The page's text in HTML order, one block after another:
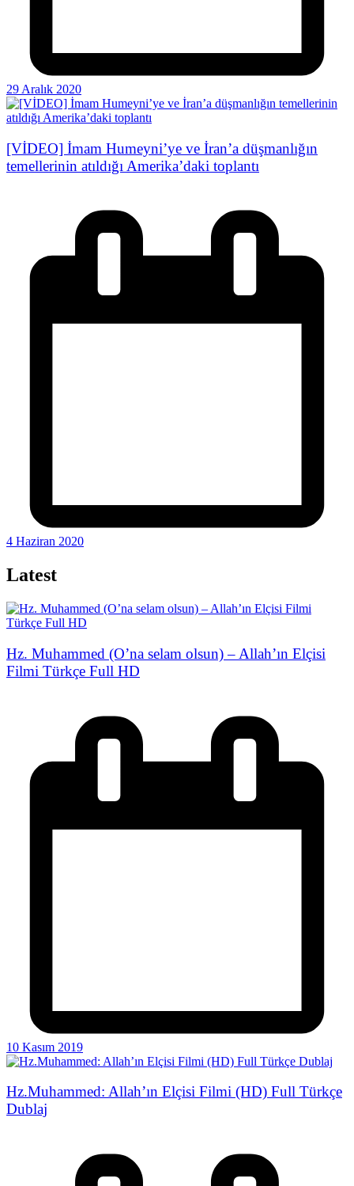
29 Aralık 2020
[VİDEO] İmam Humeyni’ye ve İran’a düşmanlığın
temellerinin atıldığı Amerika’daki toplantı
4 Haziran 2020
Latest
Hz. Muhammed (O’na selam olsun) – Allah’ın Elçisi
Filmi Türkçe Full HD
10 Kasım 2019
Hz.Muhammed: Allah’ın Elçisi Filmi (HD) Full Türkçe
Dublaj